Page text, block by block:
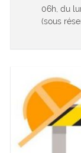
06h, du
(sous